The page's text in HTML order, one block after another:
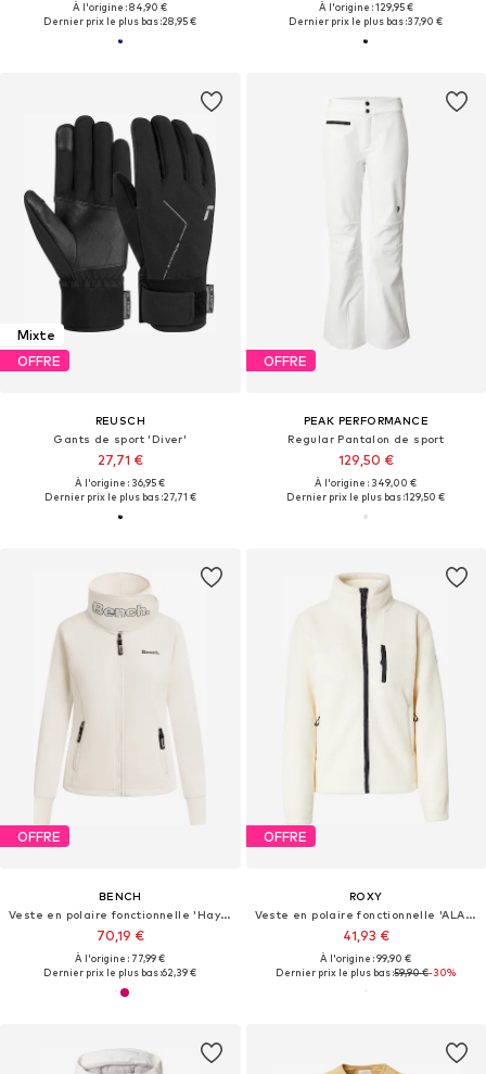
À l'origine : 84,90 €
Dernier prix le plus bas :28,95 €
À l'origine : 129,95 €
Dernier prix le plus bas :37,90 €
Mixte
OFFRE
REUSCH
Gants de sport 'Diver'
27,71 €
À l'origine : 36,95 €
Dernier prix le plus bas :27,71 €
OFFRE
PEAK PERFORMANCE
Regular Pantalon de sport
129,50 €
À l'origine : 349,00 €
Dernier prix le plus bas :129,50 €
OFFRE
BENCH
Veste en polaire fonctionnelle 'Haylo'
70,19 €
À l'origine : 77,99 €
Dernier prix le plus bas :62,39 €
OFFRE
ROXY
Veste en polaire fonctionnelle 'ALABAMA'
41,93 €
À l'origine : 99,90 €
Dernier prix le plus bas :59,90 €-30%